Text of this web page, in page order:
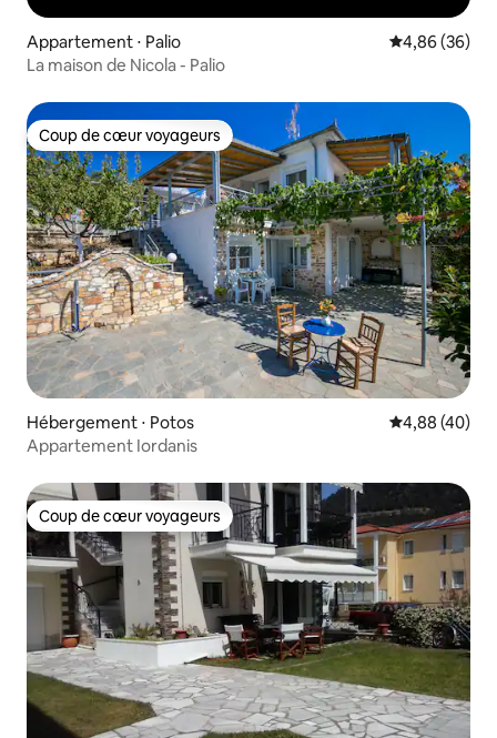
Appartement ⋅ Palio Évaluation
4,86 (36)
La maison de Nicola - Palio
Coup de cœur voyageurs
Coup de cœur voyageurs
Hébergement ⋅ Potos Évaluation
4,88 (40)
Appartement Iordanis
Coup de cœur voyageurs
Coup de cœur voyageurs